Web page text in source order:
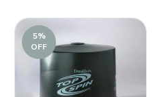
5%
OFF